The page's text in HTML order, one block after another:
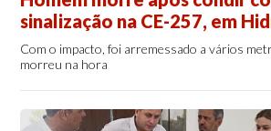
sinalização na CE-257, em
Com o impacto, foi arremessado a vários
morreu na hora